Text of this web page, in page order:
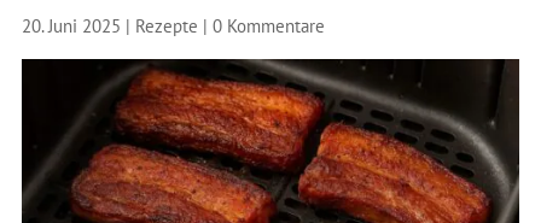
20. Juni 2025 | Rezepte | 0 Kommentare